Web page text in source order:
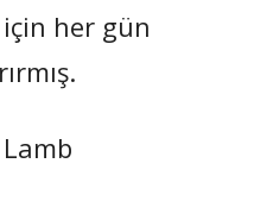
her gün